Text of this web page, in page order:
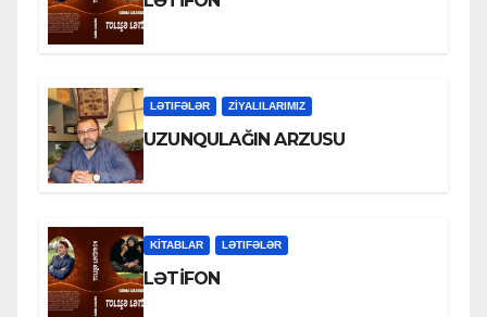
LƏTIFƏLƏR ZİYALILARIMIZ
UZUNQULAĞIN ARZUSU
KİTABLAR LƏTIFƏLƏR
LƏTİFON